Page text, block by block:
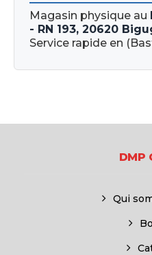
Magasin physique au
- RN 193, 20620
Service rapide en
DMP
Qui